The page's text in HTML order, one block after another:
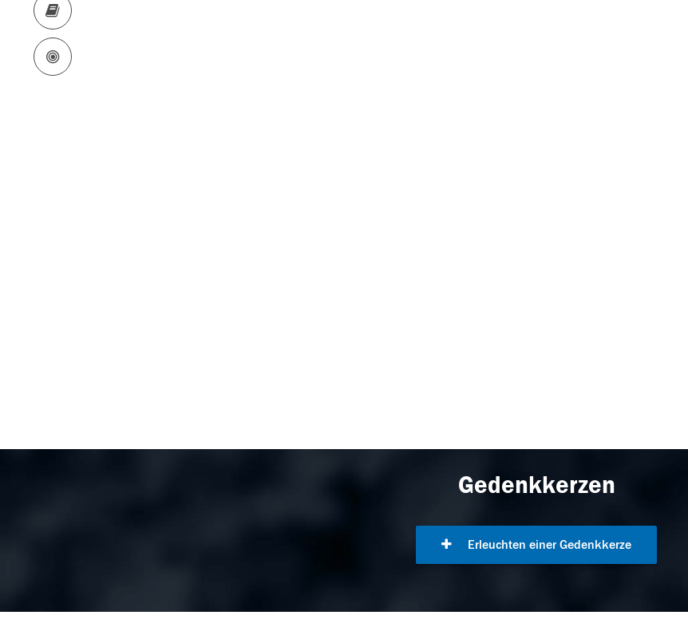
Gedenkkerzen
Erleuchten einer Gedenkkerze